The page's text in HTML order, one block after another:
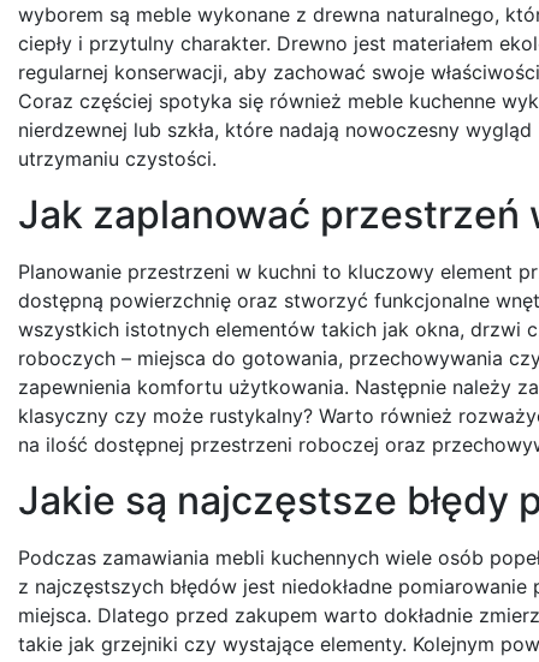
wyborem są meble wykonane z drewna naturalnego,
ciepły i przytulny charakter. Drewno jest materiałem
regularnej konserwacji, aby zachować swoje
Coraz częściej spotyka się również meble kuchenne
nierdzewnej lub szkła, które nadają nowoczesny wygląd
utrzymaniu czystości.
Jak zaplanować
Planowanie przestrzeni w kuchni to kluczowy element
dostępną powierzchnię oraz stworzyć funkcjonalne
wszystkich istotnych elementów takich jak okna, drzwi
roboczych – miejsca do gotowania, przechowywania
zapewnienia komfortu użytkowania. Następnie należy
klasyczny czy może rustykalny? Warto również
na ilość dostępnej przestrzeni roboczej oraz
Jakie są najczęstsze błędy
Podczas zamawiania mebli kuchennych wiele osób
z najczęstszych błędów jest niedokładne
miejsca. Dlatego przed zakupem warto dokładnie
takie jak grzejniki czy wystające elementy. Kolejnym